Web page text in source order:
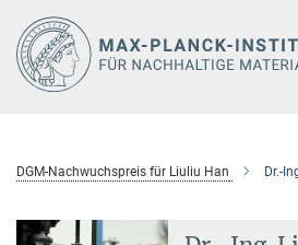
Hauptinhalt
DGM-Nachwuchspreis für Liuliu Han Dr.-